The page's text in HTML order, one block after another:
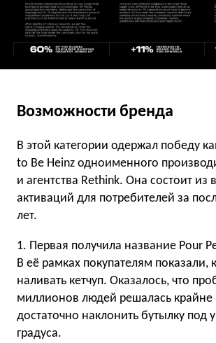
Возможности бренда
В этой категории одержал победу
to Be Heinz одноименного
и агентства Rethink. Она состоит из
активаций для потребителей за
лет.
1. Первая получила название Pour
В её рамках покупателям показали,
наливать кетчуп. Оказалось, что
миллионов людей решалась крайне
достаточно наклонить бутылку под
градуса.